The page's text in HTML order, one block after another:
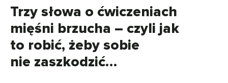
Trzy słowa o ćwiczeniach
mięśni brzucha – czyli jak
to robić, żeby sobie
nie zaszkodzić…